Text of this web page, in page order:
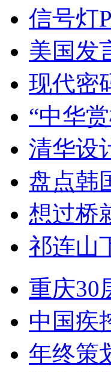
信号灯
美国发
现代密
“中华
清华设
盘点韩
想过桥
祁连山
重庆
中国疾
年终策